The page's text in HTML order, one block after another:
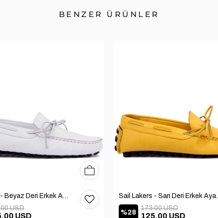
BENZER ÜRÜNLER
Sail Lakers - Beyaz Deri Erkek Ayakkabı 101-3791-11169
USD
USD
394041 42
Sail Lakers
%28 125.00 USD
173.00 USD